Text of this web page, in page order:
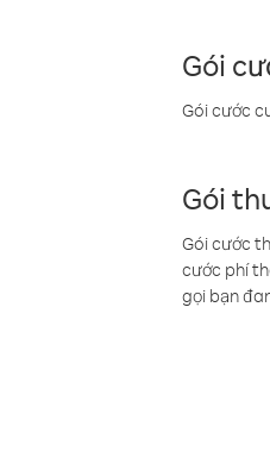
Gói
Gói cước
Gói
Gói cước
cước phí
gọi bạn